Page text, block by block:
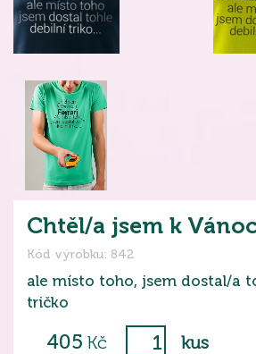
Chtěl/a jsem k
Kód výrobku: 842
ale místo toho, jsem dostal/a
tričko
405 Kč kus